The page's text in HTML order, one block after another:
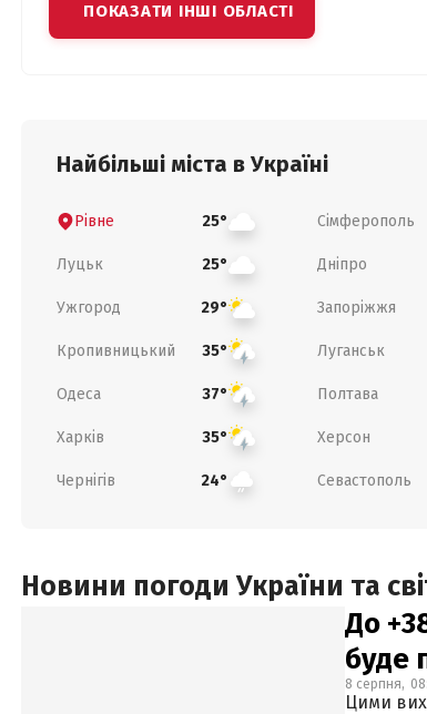
ПОКАЗАТИ ІНШІ ОБЛАСТІ
Найбільші міста в Україні
Рівне 25° Сімферополь
Луцьк 25° Дніпро
Ужгород 29° Запоріжжя
Кропивницький 35° Луганськ
Одеса 37° Полтава
Харків 35° Херсон
Чернігів 24° Севастополь
Новини погоди України та
До
буде
8 серпня,
Цими